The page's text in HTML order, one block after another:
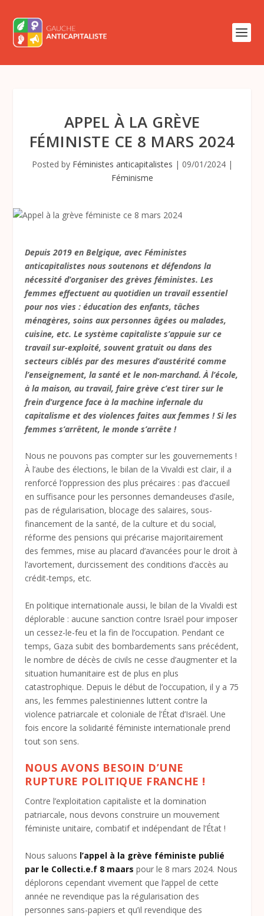
APPEL À LA GRÈVE
FÉMINISTE CE 8 MARS 2024
Posted by Féministes anticapitalistes | 09/01/2024|
Féminisme
Depuis 2019 en Belgique, avec Féministes
anticapitalistes nous soutenons et défendons la
nécessité d’organiser des grèves féministes. Les
femmes effectuent au quotidien un travail essentiel
pour nos vies : éducation des enfants, tâches
ménagères, soins aux personnes âgées ou malades,
cuisine, etc. Le système capitaliste s’appuie sur ce
travail sur-exploité, souvent gratuit ou dans des
secteurs ciblés par des mesures d’austérité comme
l’enseignement, la santé et le non-marchand. À l’école,
à la maison, au travail, faire grève c’est tirer sur le
frein d’urgence face à la machine infernale du
capitalisme et des violences faites aux femmes ! Si les
femmes s’arrêtent, le monde s’arrête !
Nous ne pouvons pas compter sur les gouvernements !
À l’aube des élections, le bilan de la Vivaldi est clair, il a
renforcé l’oppression des plus précaires : pas d’accueil
en suffisance pour les personnes demandeuses d’asile,
pas de régularisation, blocage des salaires, sous-
financement de la santé, de la culture et du social,
réforme des pensions qui précarise majoritairement
des femmes, mise au placard d’avancées pour le droit à
l’avortement, durcissement des conditions d’accès au
crédit-temps, etc.
En politique internationale aussi, le bilan de la Vivaldi est
déplorable : aucune sanction contre Israël pour imposer
un cessez-le-feu et la fin de l’occupation. Pendant ce
temps, Gaza subit des bombardements sans précédent,
le nombre de décès de civils ne cesse d’augmenter et la
situation humanitaire est de plus en plus
catastrophique. Depuis le début de l’occupation, il y a 75
ans, les femmes palestiniennes luttent contre la
violence patriarcale et coloniale de l’État d’Israël. Une
fois encore la solidarité féministe internationale prend
tout son sens.
NOUS AVONS BESOIN D’UNE
RUPTURE POLITIQUE FRANCHE !
Contre l’exploitation capitaliste et la domination
patriarcale, nous devons construire un mouvement
féministe unitaire, combatif et indépendant de l’État !
Nous saluons l’appel à la grève féministe publié
par le Collecti.e.f 8 maars pour le 8 mars 2024. Nous
déplorons cependant vivement que l’appel de cette
année ne revendique pas la régularisation des
personnes sans-papiers et qu’il revendique des